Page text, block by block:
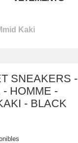
Kaki
SNEAKERS -
HOMME -
- BLACK